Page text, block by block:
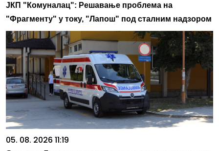
ЈКП "Комуналац": Решавање проблема на
"Фрагменту" у току, "Лапош" под сталним надзором
05. 08. 2026 11:19